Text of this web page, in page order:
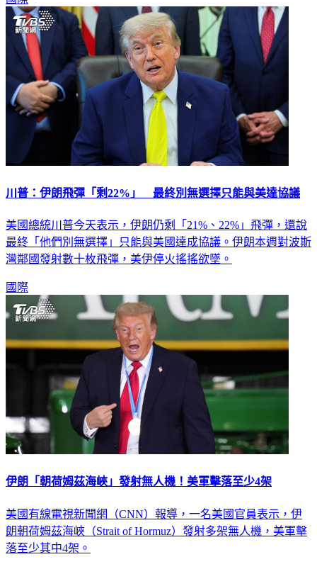
川普：伊朗飛彈「剩22%」 最終別無選擇只能與美達協議
美國總統川普今天表示，伊朗仍剩「21%、22%」飛彈，還說
最終「他們別無選擇」只能與美國達成協議。伊朗本週對波斯
灣鄰國發射數十枚飛彈，美伊停火搖搖欲墜。
國際
伊朗「朝荷姆茲海峽」發射無人機！美軍擊落至少4架
美國有線電視新聞網（CNN）報導，一名美國官員表示，伊
朗朝荷姆茲海峽（Strait of Hormuz）發射多架無人機，美軍擊
落至少其中4架。